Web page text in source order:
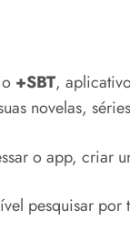
+SBT,
novelas,
o app, criar
pesquisar